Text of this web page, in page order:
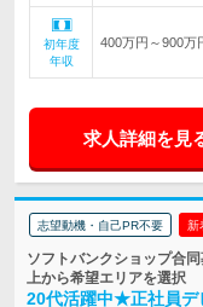
初年度
年収
400万円～900万
求人詳細を見
志望動機・自己PR不要 新
ソフトバンクショップ合
上から希望エリアを選択
20代活躍中★正社員デ